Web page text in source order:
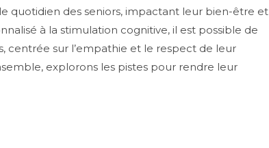
quotidien des seniors, impactant leur bien-être et
à la stimulation cognitive, il est possible de
centrée sur l’empathie et le respect de leur
explorons les pistes pour rendre leur